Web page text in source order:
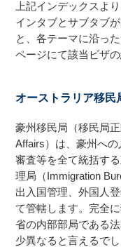
上記インデックスよ
インタブとサブタブ
と、各テーマに沿っ
ページにて該当ビザ
オーストラリア移民
豪州移民局（移民局
Affairs）は、豪州へ
審査等を全て統括す
理局（Immigration
出入国管理、外国人
て管轄します。完全
省の内部部局である
少異なると言えるで